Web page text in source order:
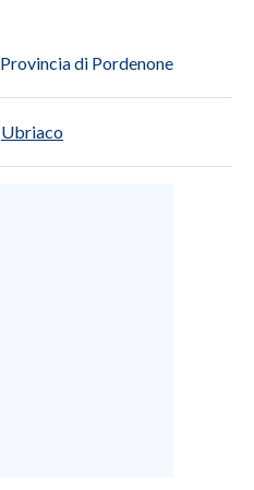
Provincia di Pordenone
Ubriaco